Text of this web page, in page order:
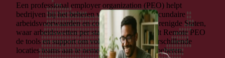
Een professional employer organization (PEO) helpt
bedrijven bij het beheren van HR, payroll, secundaire
arbeidsvoorwaarden en compliance. In de Verenigde Staten,
waar arbeidswetten per staat verschillen, biedt Remote PEO
de tools en support om vol vertrouwen op verschillende
locaties teams aan te nemen, te betalen en te beheren.